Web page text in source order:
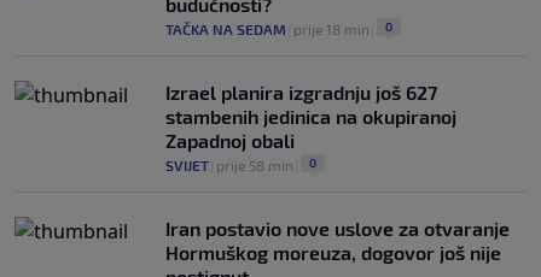
budućnosti?
TAČKA NA SEDAM prije 18 min 0
Izrael planira izgradnju još 627
stambenih jedinica na okupiranoj
Zapadnoj obali
SVIJET prije 58 min 0
Iran postavio nove uslove za otvaranje
Hormuškog moreuza, dogovor još nije